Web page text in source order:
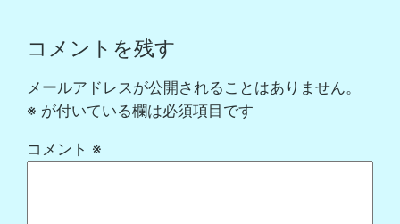
コメントを残す
メールアドレスが公開されることはありません。
※ が付いている欄は必須項目です
コメント ※